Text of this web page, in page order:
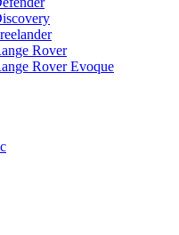
Rover
Rover Evoque